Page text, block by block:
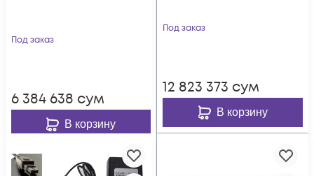
Под заказ
6 384 638 сум
В корзину
Под заказ
12 823 373 сум
В корзину